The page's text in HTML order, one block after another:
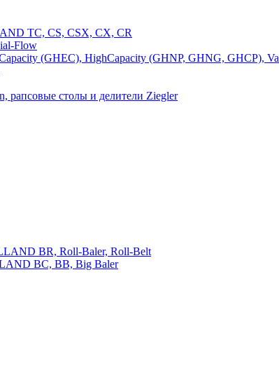
TC, CS, CSX, CX, CR
Flow
(GHEC), HighCapacity (GHNP, GHNG, GHCP),
рапсовые столы и делители Ziegler
BR, Roll-Baler, Roll-Belt
BC, BB, Big Baler